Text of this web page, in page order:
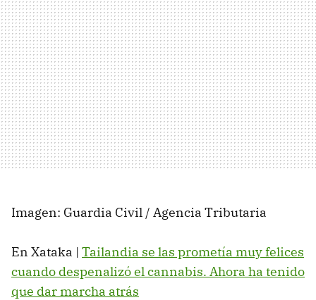
Imagen: Guardia Civil / Agencia Tributaria
En Xataka | Tailandia se las prometía muy felices
cuando despenalizó el cannabis. Ahora ha tenido
que dar marcha atrás